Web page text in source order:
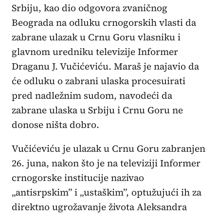
Srbiju, kao dio odgovora zvaničnog
Beograda na odluku crnogorskih vlasti da
zabrane ulazak u Crnu Goru vlasniku i
glavnom uredniku televizije Informer
Draganu J. Vučićeviću. Maraš je najavio da
će odluku o zabrani ulaska procesuirati
pred nadležnim sudom, navodeći da
zabrane ulaska u Srbiju i Crnu Goru ne
donose ništa dobro.
Vučićeviću je ulazak u Crnu Goru zabranjen
26. juna, nakon što je na televiziji Informer
crnogorske institucije nazivao
„antisrpskim” i „ustaškim”, optužujući ih za
direktno ugrožavanje života Aleksandra